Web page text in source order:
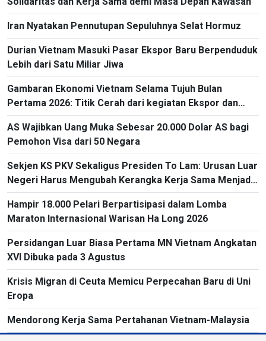
Iran Nyatakan Pennutupan Sepuluhnya Selat Hormuz
Durian Vietnam Masuki Pasar Ekspor Baru Berpenduduk
Lebih dari Satu Miliar Jiwa
Gambaran Ekonomi Vietnam Selama Tujuh Bulan
Pertama 2026: Titik Cerah dari kegiatan Ekspor dan
Impor
AS Wajibkan Uang Muka Sebesar 20.000 Dolar AS bagi
Pemohon Visa dari 50 Negara
Sekjen KS PKV Sekaligus Presiden To Lam: Urusan Luar
Negeri Harus Mengubah Kerangka Kerja Sama Menjadi
Proyek-Proyek Konkret dan Menganggap Efektivitas
yang Substansial sebagai Tolok Ukur
Hampir 18.000 Pelari Berpartisipasi dalam Lomba
Maraton Internasional Warisan Ha Long 2026
Persidangan Luar Biasa Pertama MN Vietnam Angkatan
XVI Dibuka pada 3 Agustus
Krisis Migran di Ceuta Memicu Perpecahan Baru di Uni
Eropa
Mendorong Kerja Sama Pertahanan Vietnam-Malaysia